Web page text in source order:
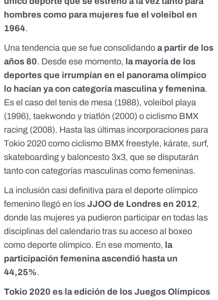
hombres como para mujeres fue el voleibol en
1964.
Una tendencia que se fue consolidando a partir de los
años 80. Desde ese momento, la mayoría de los
deportes que irrumpían en el panorama olímpico
lo hacían ya con categoría masculina y femenina.
Es el caso del tenis de mesa (1988), voleibol playa
(1996), taekwondo y triatlón (2000) o ciclismo BMX
racing (2008). Hasta las últimas incorporaciones para
Tokio 2020 como ciclismo BMX freestyle, kárate, surf,
skateboarding y baloncesto 3x3, que se disputarán
tanto con categorías masculinas como femeninas.
La inclusión casi definitiva para el deporte olímpico
femenino llegó en los JJOO de Londres en 2012,
donde las mujeres ya pudieron participar en todas las
disciplinas del calendario tras su acceso al boxeo
como deporte olímpico. En ese momento, la
participación femenina ascendió hasta un
44,25%.
Tokio 2020 es la edición de los Juegos Olímpicos